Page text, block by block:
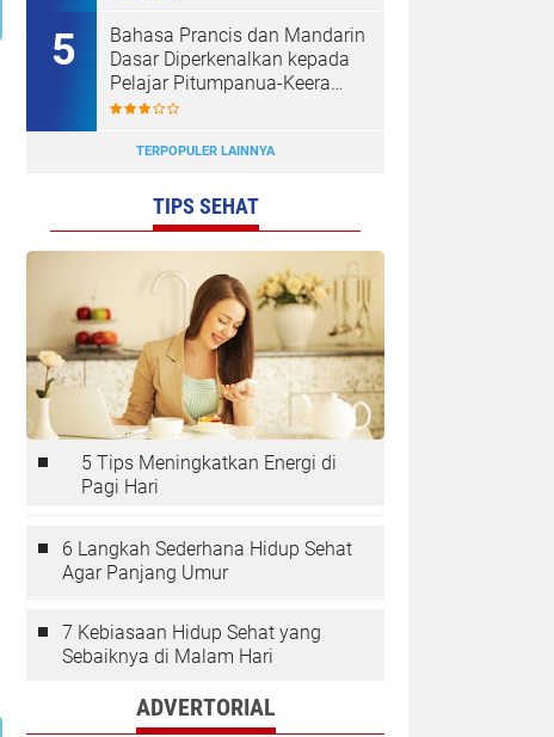
Bahasa Prancis dan Mandarin
Dasar Diperkenalkan kepada
Pelajar Pitumpanua-Keera
oleh Mahasiswa KKN Unhas
TERPOPULER LAINNYA
TIPS SEHAT
5 Tips Meningkatkan Energi di
Pagi Hari
6 Langkah Sederhana Hidup Sehat
Agar Panjang Umur
7 Kebiasaan Hidup Sehat yang
Sebaiknya di Malam Hari
ADVERTORIAL